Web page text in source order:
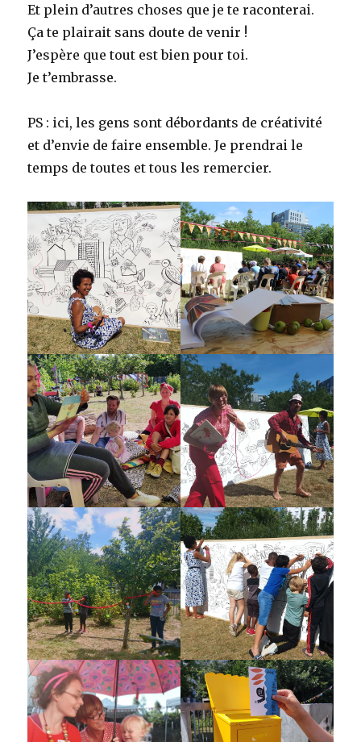
Et plein d’autres choses que je te raconterai.
Ça te plairait sans doute de venir !
J’espère que tout est bien pour toi.
Je t’embrasse.
PS : ici, les gens sont débordants de créativité
et d’envie de faire ensemble. Je prendrai le
temps de toutes et tous les remercier.